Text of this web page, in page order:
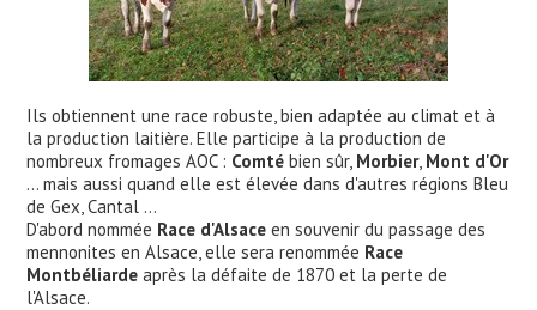
Ils obtiennent une race robuste, bien adaptée au climat et à
la production laitière. Elle participe à la production de
nombreux fromages AOC : Comté bien sûr, Morbier, Mont d'Or
... mais aussi quand elle est élevée dans d'autres régions Bleu
de Gex, Cantal ...
D'abord nommée Race d'Alsace en souvenir du passage des
mennonites en Alsace, elle sera renommée Race
Montbéliarde après la défaite de 1870 et la perte de
l'Alsace.